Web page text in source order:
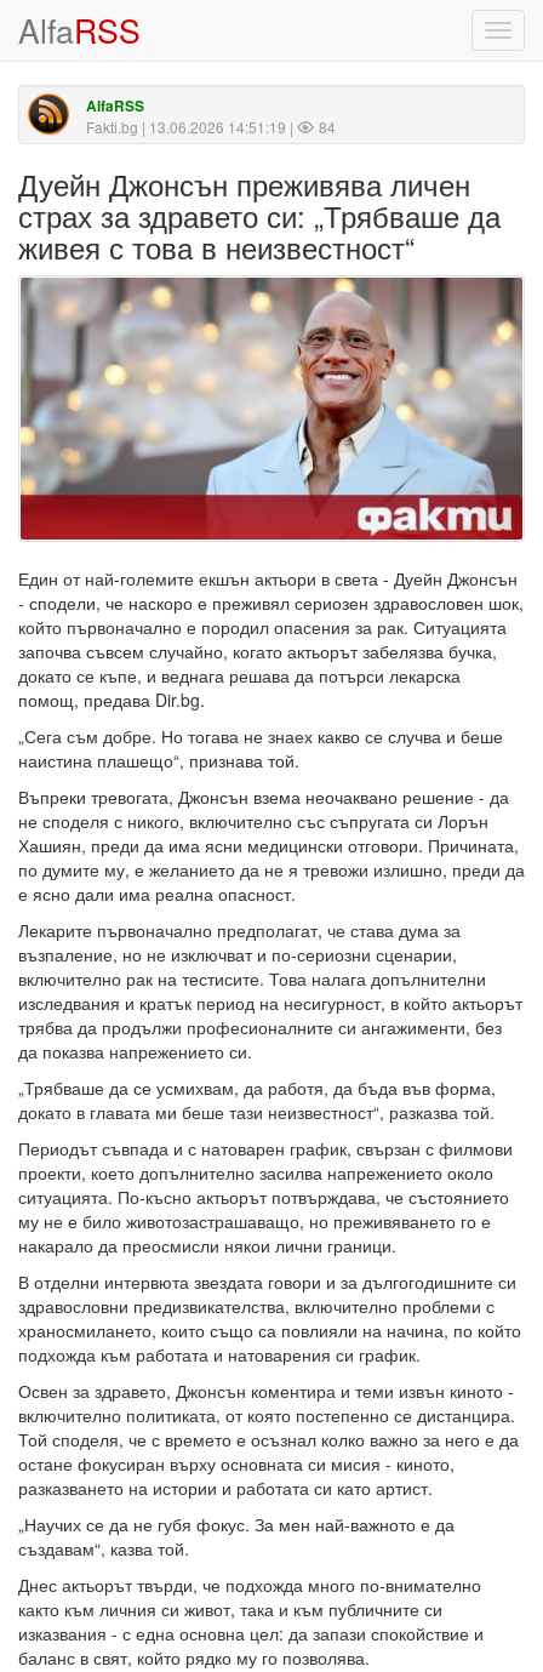
AlfaRSS
AlfaRSS
Fakti.bg | 13.06.2026 14:51:19 | 84
Дуейн Джонсън преживява личен
страх за здравето си: „Трябваше да
живея с това в неизвестност“
Един от най-големите екшън актьори в света - Дуейн Джонсън
- сподели, че наскоро е преживял сериозен здравословен шок,
който първоначално е породил опасения за рак. Ситуацията
започва съвсем случайно, когато актьорът забелязва бучка,
докато се къпе, и веднага решава да потърси лекарска
помощ, предава Dir.bg.
„Сега съм добре. Но тогава не знаех какво се случва и беше
наистина плашещо“, признава той.
Въпреки тревогата, Джонсън взема неочаквано решение - да
не споделя с никого, включително със съпругата си Лорън
Хашиян, преди да има ясни медицински отговори. Причината,
по думите му, е желанието да не я тревожи излишно, преди да
е ясно дали има реална опасност.
Лекарите първоначално предполагат, че става дума за
възпаление, но не изключват и по-сериозни сценарии,
включително рак на тестисите. Това налага допълнителни
изследвания и кратък период на несигурност, в който актьорът
трябва да продължи професионалните си ангажименти, без
да показва напрежението си.
„Трябваше да се усмихвам, да работя, да бъда във форма,
докато в главата ми беше тази неизвестност“, разказва той.
Периодът съвпада и с натоварен график, свързан с филмови
проекти, което допълнително засилва напрежението около
ситуацията. По-късно актьорът потвърждава, че състоянието
му не е било животозастрашаващо, но преживяването го е
накарало да преосмисли някои лични граници.
В отделни интервюта звездата говори и за дългогодишните си
здравословни предизвикателства, включително проблеми с
храносмилането, които също са повлияли на начина, по който
подхожда към работата и натоварения си график.
Освен за здравето, Джонсън коментира и теми извън киното -
включително политиката, от която постепенно се дистанцира.
Той споделя, че с времето е осъзнал колко важно за него е да
остане фокусиран върху основната си мисия - киното,
разказването на истории и работата си като артист.
„Научих се да не губя фокус. За мен най-важното е да
създавам“, казва той.
Днес актьорът твърди, че подхожда много по-внимателно
както към личния си живот, така и към публичните си
изказвания - с една основна цел: да запази спокойствие и
баланс в свят, който рядко му го позволява.